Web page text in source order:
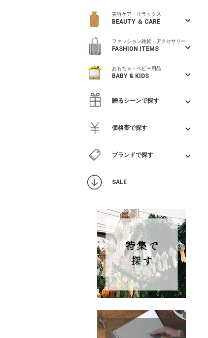
美容ケア・リラックス
BEAUTY ＆ CARE
ファッション雑貨・アクセサリー
FASHION ITEMS
おもちゃ・ベビー用品
BABY & KIDS
贈るシーンで探す
価格帯で探す
ブランドで探す
SALE